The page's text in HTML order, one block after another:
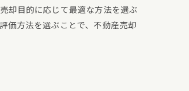
却目的に応じて最適な方法を選ぶ
価方法を選ぶことで、不動産売却